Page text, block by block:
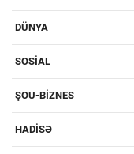
DÜNYA
SOSIAL
ŞOU-BIZNES
HADISƏ